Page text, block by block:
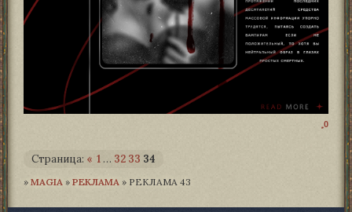
0
Страница: « 1 … 32 33 34
» MAGIA­ » РЕКЛАМА » РЕКЛАМА 43